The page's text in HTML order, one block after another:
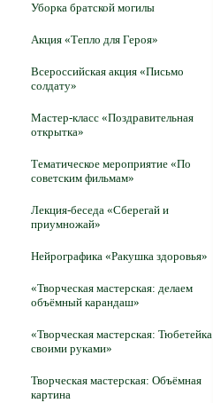
Уборка братской могилы
Акция «Тепло для Героя»
Всероссийская акция «Письмо
солдату»
Мастер-класс «Поздравительная
открытка»
Тематическое мероприятие «По
советским фильмам»
Лекция-беседа «Сберегай и
приумножай»
Нейрографика «Ракушка здоровья»
«Творческая мастерская: делаем
объёмный карандаш»
«Творческая мастерская: Тюбетейка
своими руками»
Творческая мастерская: Объёмная
картина